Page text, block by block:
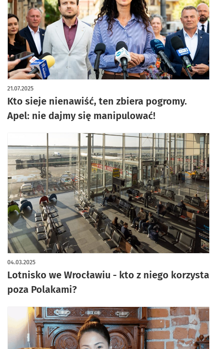
Kto sieje nienawiść, ten zbiera pogromy.
Apel: nie dajmy się manipulować!
21.07.2025
Lotnisko we Wrocławiu - kto z niego korzysta
poza Polakami?
04.03.2025